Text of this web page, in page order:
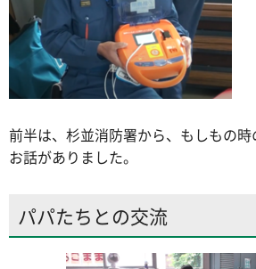
前半は、杉並消防署から、もしもの
お話がありました。
パパたちとの交流